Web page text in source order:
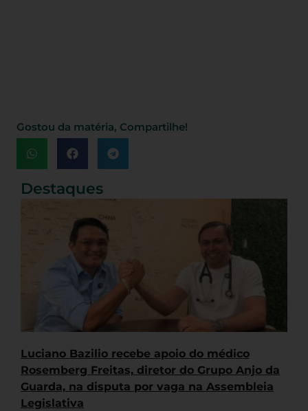
Gostou da matéria, Compartilhe!
Destaques
Luciano Bazilio recebe apoio do médico
Rosemberg Freitas, diretor do Grupo Anjo da
Guarda, na disputa por vaga na Assembleia
Legislativa